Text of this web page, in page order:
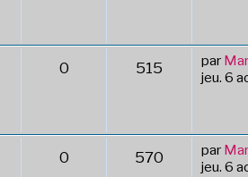
0 515 par
jeu. 6
0 570 par
jeu. 6